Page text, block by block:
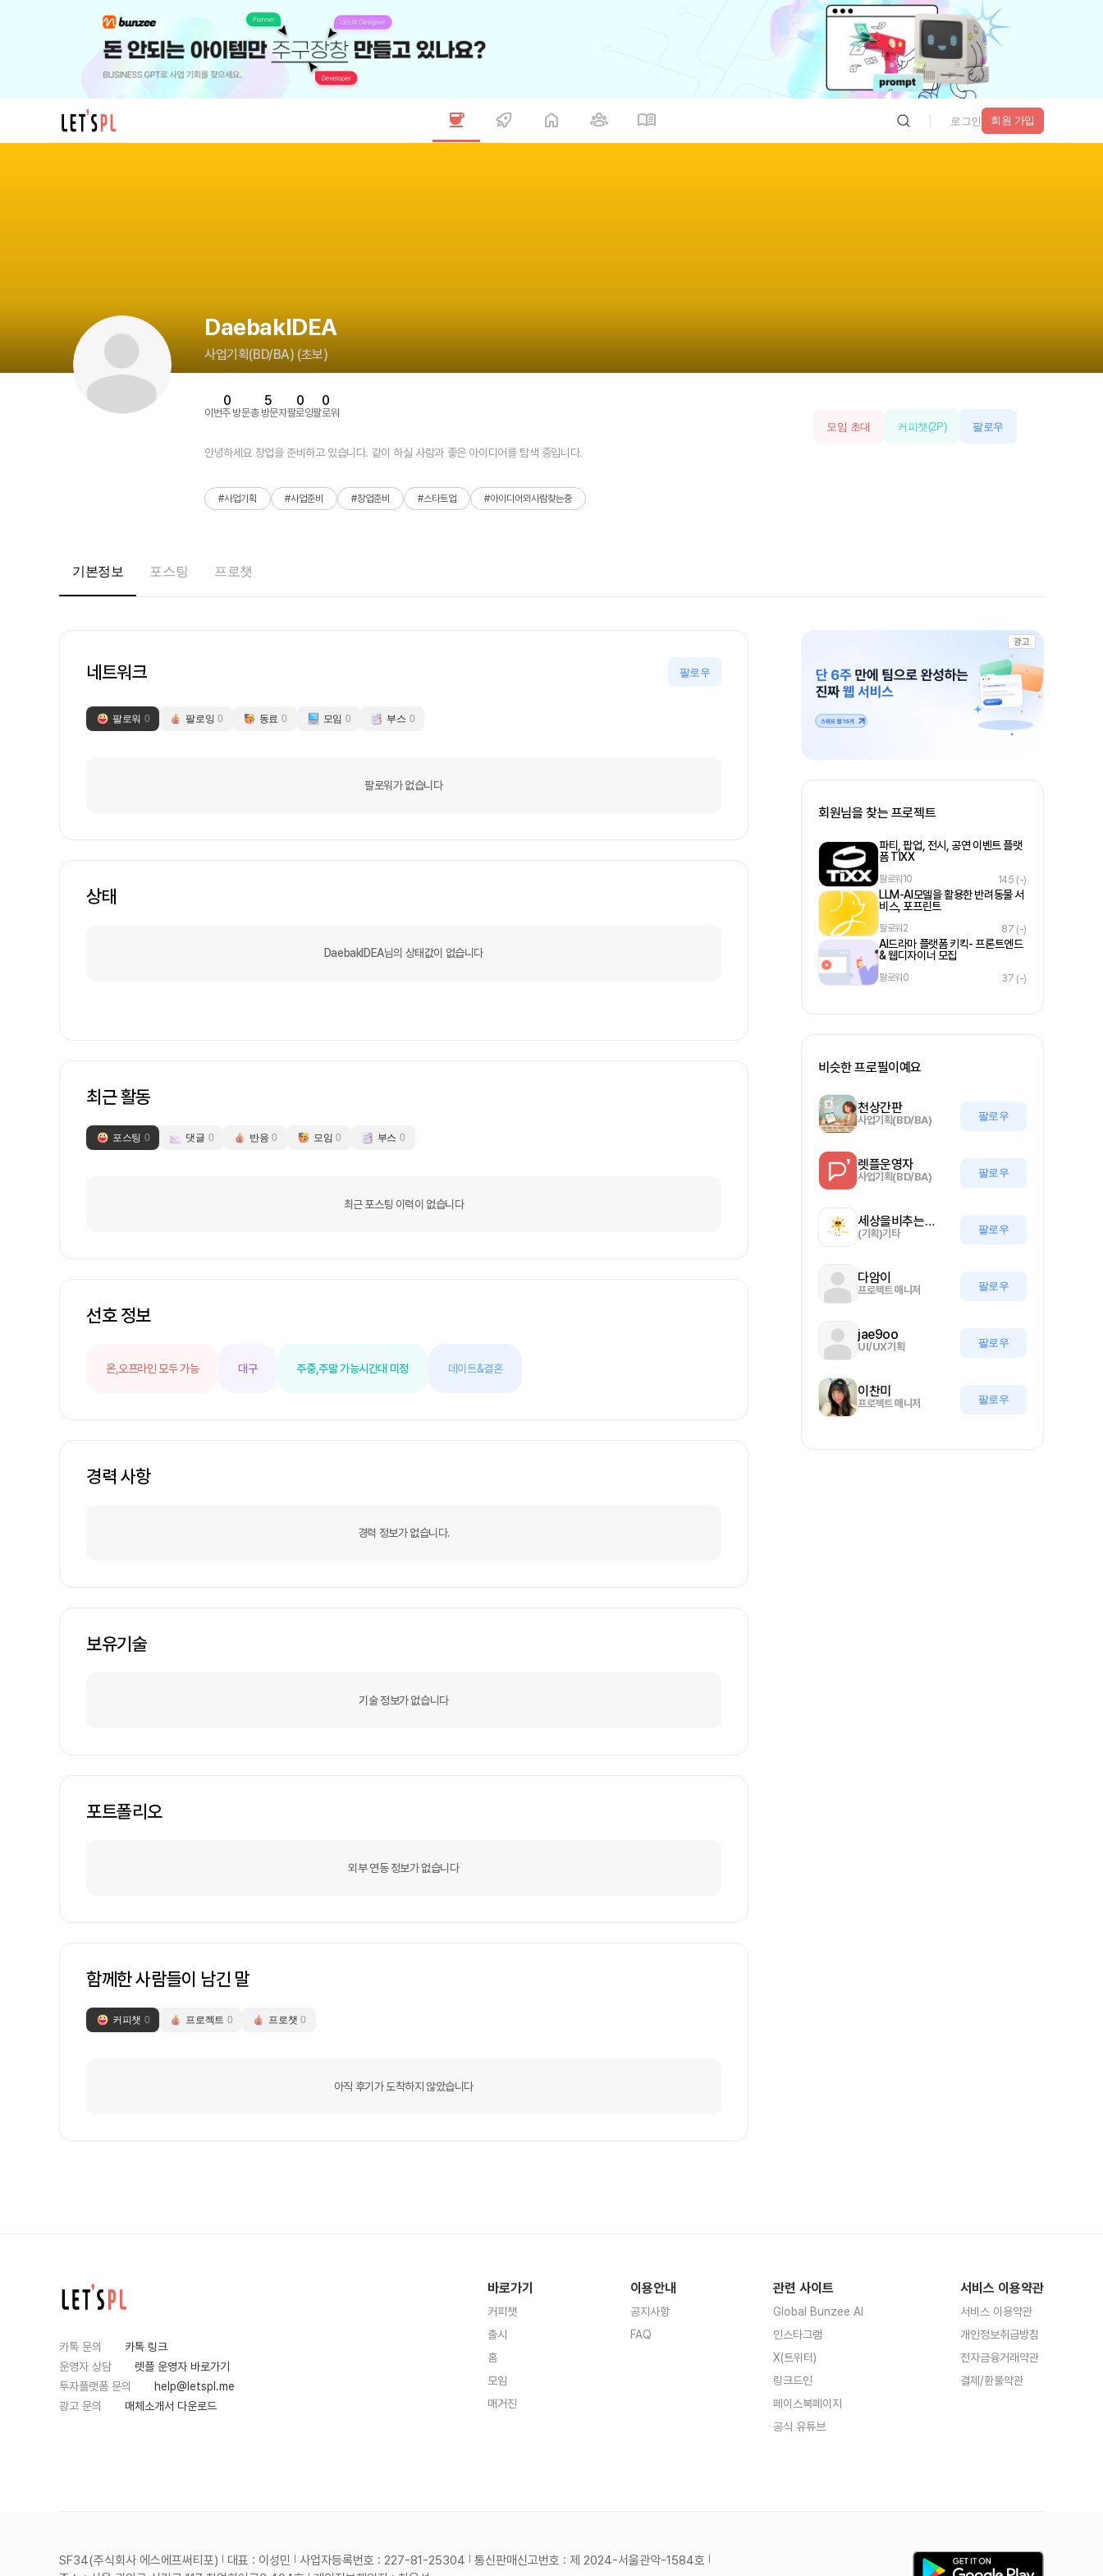
로그인 회원 가입
DaebakIDEA
사업기획(BD/BA) (초보)
이번주 방문
0
총 방문자
5
팔로잉
0
팔로워
0
안녕하세요 창업을 준비하고 있습니다. 같이 하실 사람과 좋은 아이디어를 탐색 중입니다.
#사업기획 #사업준비 #창업준비 #스타트업 #아이디어와사람찾는중
모임 초대 커피챗(2P) 팔로우
기본정보 포스팅 프로챗
네트워크 팔로우
팔로워 0 팔로잉 0 동료 0 모임 0 부스 0
팔로워가 없습니다
상태
DaebakIDEA님의 상태값이 없습니다
최근 활동
포스팅 0 댓글 0 반응 0 모임 0 부스 0
최근 포스팅 이력이 없습니다
선호 정보
온,오프라인 모두 가능 대구 주중,주말 가능시간대 미정 데이트&결혼
경력 사항
경력 정보가 없습니다.
보유기술
기술 정보가 없습니다
포트폴리오
외부 연동 정보가 없습니다
함께한 사람들이 남긴 말
커피챗 0 프로젝트 0 프로챗 0
아직 후기가 도착하지 않았습니다
광고
회원님을 찾는 프로젝트
파티, 팝업, 전시, 공연 이벤트 플랫
폼 TIXX
팔로워10 145 (-)
LLM-AI모델을 활용한 반려동물 서
비스, 포프린트
팔로워2 87 (-)
AI드라마 플랫폼 키킥- 프론트엔드
& 웹디자이너 모집
팔로워0 37 (-)
비슷한 프로필이예요
천상간판
사업기획(BD/BA) 팔로우
렛플운영자
사업기획(BD/BA) 팔로우
세상을비추는올기자
(기획)기타 팔로우
다암이
프로젝트 매니저 팔로우
jae9oo
UI/UX기획 팔로우
이찬미
프로젝트 매니저 팔로우
카톡 문의
카톡 링크
운영자 상담
렛플 운영자 바로가기
투자플랫폼 문의
help@letspl.me
광고 문의
매체소개서 다운로드
바로가기
커피챗
출시
홈
모임
매거진
이용안내
공지사항
FAQ
관련 사이트
Global Bunzee AI
인스타그램
X(트위터)
링크드인
페이스북페이지
공식 유튜브
서비스 이용약관
서비스 이용약관
개인정보취급방침
전자금융거래약관
결제/환불약관
SF34(주식회사 에스에프써티포) 대표 : 이성민 사업자등록번호 : 227-81-25304
통신판매신고번호 : 제 2024-서울관악-1584호